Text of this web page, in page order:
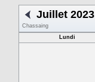
Juillet 2023
Chassaing
Lundi